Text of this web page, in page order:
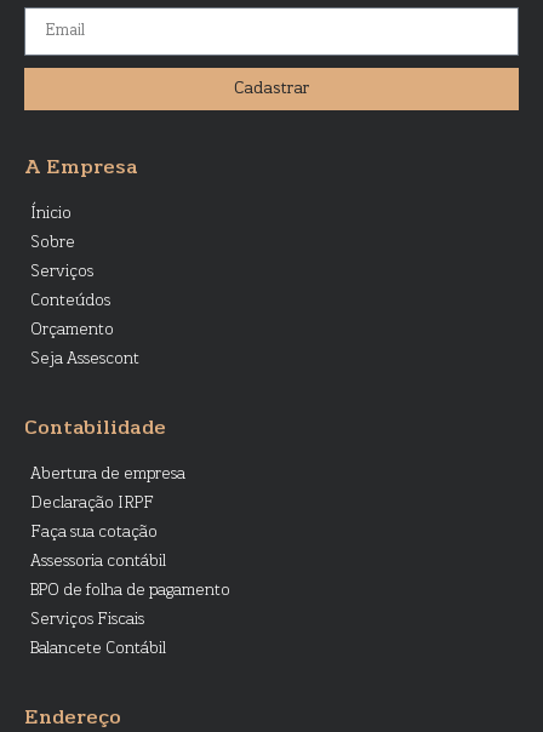
Cadastrar
A Empresa
Ínicio
Sobre
Serviços
Conteúdos
Orçamento
Seja Assescont
Contabilidade
Abertura de empresa
Declaração IRPF
Faça sua cotação
Assessoria contábil
BPO de folha de pagamento
Serviços Fiscais
Balancete Contábil
Endereço